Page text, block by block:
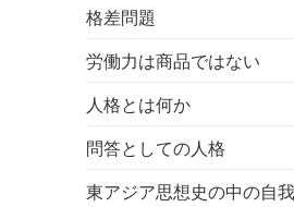
格差問題
労働力は商品ではない
人格とは何か
問答としての人格
東アジア思想史の中の自